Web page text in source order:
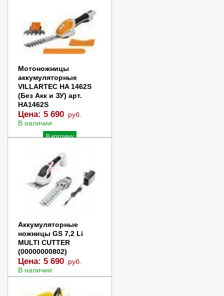
В корзину
Купить в 1 клик
Мотоножницы
аккумуляторные
VILLARTEC HA 1462S
(Без Акк и ЗУ) арт.
HA1462S
Цена: 5 690 руб.
В наличии
В корзину
Купить в 1 клик
Аккумуляторные
ножницы GS 7,2 Li
MULTI CUTTER
(00000000802)
Цена: 5 690 руб.
В наличии